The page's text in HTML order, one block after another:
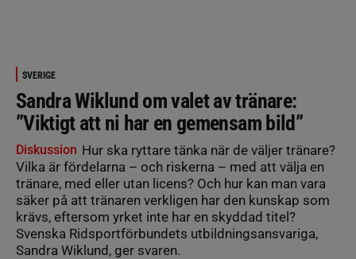
SVERIGE
Sandra Wiklund om valet av tränare:
”Viktigt att ni har en gemensam bild”
Diskussion Hur ska ryttare tänka när de väljer tränare?
Vilka är fördelarna – och riskerna – med att välja en
tränare, med eller utan licens? Och hur kan man vara
säker på att tränaren verkligen har den kunskap som
krävs, eftersom yrket inte har en skyddad titel?
Svenska Ridsportförbundets utbildningsansvariga,
Sandra Wiklund, ger svaren.